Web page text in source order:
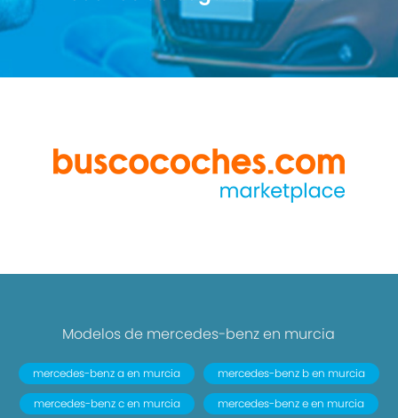
Modelos de mercedes-benz en murcia
mercedes-benz a en murcia
mercedes-benz b en murcia
mercedes-benz c en murcia
mercedes-benz e en murcia